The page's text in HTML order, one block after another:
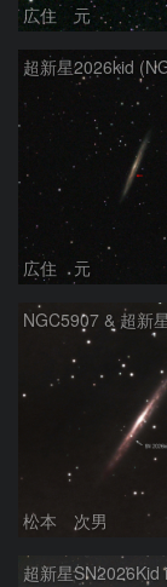
広住 元
広住 元
松本 次男